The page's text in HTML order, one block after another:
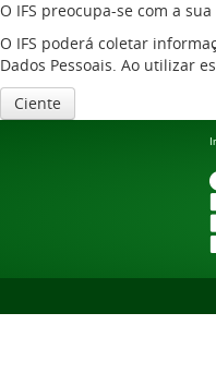
O IFS preocupa-se com a
O IFS poderá coletar
Dados Pessoais. Ao utilizar
Ciente